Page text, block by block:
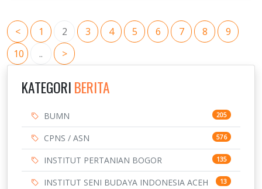
< 1 2 3 4 5 6 7 8
9
10
.. >
KATEGORI BERITA
BUMN 205
CPNS / ASN 576
INSTITUT PERTANIAN BOGOR 135
INSTITUT SENI BUDAYA INDONESIA ACEH 13